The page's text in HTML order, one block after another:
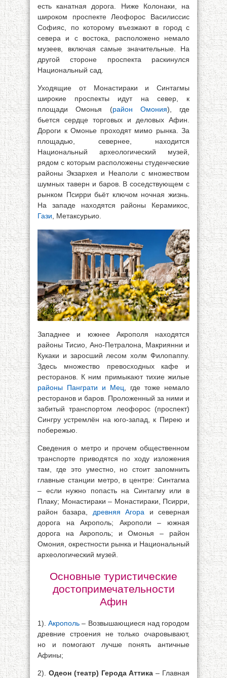
есть канатная дорога. Ниже Колонаки, на
широком проспекте Леофорос Василиссис
Софияс, по которому въезжают в город с
севера и с востока, расположено немало
музеев, включая самые значительные. На
другой стороне проспекта раскинулся
Национальный сад.
Уходящие от Монастираки и Синтагмы
широкие проспекты идут на север, к
площади Омонья (район Омония), где
бьется сердце торговых и деловых Афин.
Дороги к Омонье проходят мимо рынка. За
площадью, севернее, находится
Национальный археологический музей,
рядом с которым расположены студенческие
районы Экзархея и Неаполи с множеством
шумных таверн и баров. В соседствующем с
рынком Псирри бьёт ключом ночная жизнь.
На западе находятся районы Керамикос,
Гази, Метаксурьио.
Западнее и южнее Акрополя находятся
районы Тисио, Ано-Петралона, Макриянни и
Кукаки и заросший лесом холм Филопаппу.
Здесь множество превосходных кафе и
ресторанов. К ним примыкают тихие жилые
районы Панграти и Мец, где тоже немало
ресторанов и баров. Проложенный за ними и
забитый транспортом леофорос (проспект)
Сингру устремлён на юго-запад, к Пирею и
побережью.
Сведения о метро и прочем общественном
транспорте приводятся по ходу изложения
там, где это уместно, но стоит запомнить
главные станции метро, в центре: Синтагма
– если нужно попасть на Синтагму или в
Плаку; Монастираки – Монастираки, Псирри,
район базара, древняя Агора и северная
дорога на Акрополь; Акрополи – южная
дорога на Акрополь; и Омонья – район
Омония, окрестности рынка и Национальный
археологический музей.
Основные туристические
достопримечательности
Афин
1).Акрополь – Возвышающиеся над городом
древние строения не только очаровывают,
но и помогают лучше понять античные
Афины;
2). Одеон (театр) Герода Аттика – Главная